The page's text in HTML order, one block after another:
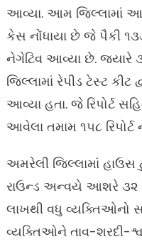
આવ્યા. આમ જિલ્લામાં
કેસ નોંધાયા છે જે પૈકી
નેગેટિવ આવ્યા છે. જ્યારે ૩
જિલ્લામાં રેપીડ ટેસ્ટ કીટ
આવ્યા હતા. જે રિપોર્ટ
આવેલા તમામ ૧૫૮
અમરેલી જિલ્લામાં હાઉસ
રાઉન્ડ અન્વયે આશરે ૩૨
લાખથી વધુ વ્યક્તિઓનો
વ્યક્તિઓને તાવ-શરદી-